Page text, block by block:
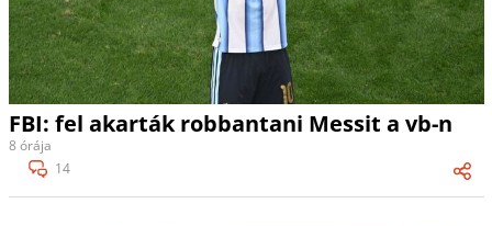
FBI: fel akarták robbantani Messit a vb-n
8 órája
14